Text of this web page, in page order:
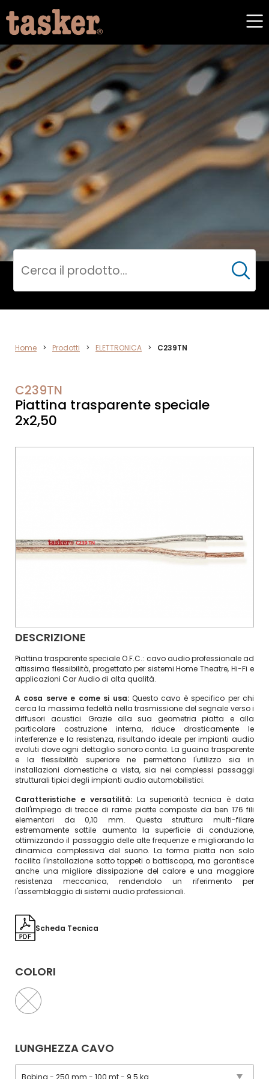
ELETTRONICA
Cerca
Home > Prodotti > ELETTRONICA > C239TN
C239TN
Piattina trasparente speciale
2x2,50
DESCRIZIONE
Piattina trasparente speciale O.F.C.: cavo audio professionale ad
altissima flessibilità, progettato per sistemi Home Theatre, Hi-Fi e
applicazioni Car Audio di alta qualità.
A cosa serve e come si usa: Questo cavo è specifico per chi
cerca la massima fedeltà nella trasmissione del segnale verso i
diffusori acustici. Grazie alla sua geometria piatta e alla
particolare costruzione interna, riduce drasticamente le
interferenze e la resistenza, risultando ideale per impianti audio
evoluti dove ogni dettaglio sonoro conta. La guaina trasparente
e la flessibilità superiore ne permettono l'utilizzo sia in
installazioni domestiche a vista, sia nei complessi passaggi
strutturali tipici degli impianti audio automobilistici.
Caratteristiche e versatilità: La superiorità tecnica è data
dall'impiego di trecce di rame piatte composte da ben 176 fili
elementari da 0,10 mm. Questa struttura multi-filare
estremamente sottile aumenta la superficie di conduzione,
ottimizzando il passaggio delle alte frequenze e migliorando la
dinamica complessiva del suono. La forma piatta non solo
facilita l'installazione sotto tappeti o battiscopa, ma garantisce
anche una migliore dissipazione del calore e una maggiore
resistenza meccanica, rendendolo un riferimento per
l'assemblaggio di sistemi audio professionali.
Scheda Tecnica
COLORI
LUNGHEZZA CAVO